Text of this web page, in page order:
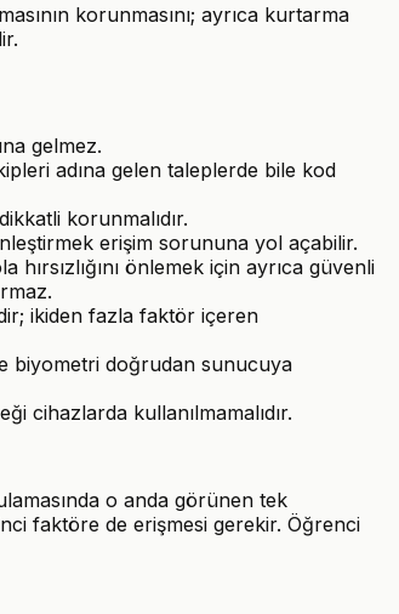
korunmasını; ayrıca kurtarma
gelmez.
adına gelen taleplerde bile kod
korunmalıdır.
erişim sorununa yol açabilir.
önlemek için ayrıca güvenli
ikiden fazla faktör içeren
biyometri doğrudan sunucuya
cihazlarda kullanılmamalıdır.
o anda görünen tek
faktöre de erişmesi gerekir. Öğrenci